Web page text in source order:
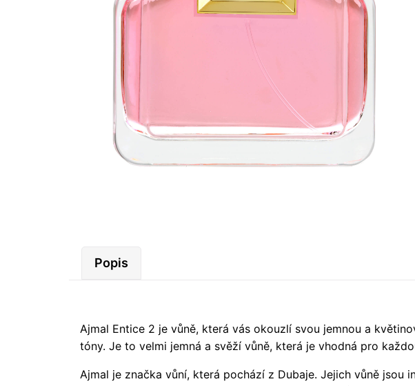
Popis
Ajmal Entice 2 je vůně, která vás okouzlí svou jemnou a
tóny. Je to velmi jemná a svěží vůně, která je vhodná pro
Ajmal je značka vůní, která pochází z Dubaje. Jejich vůně